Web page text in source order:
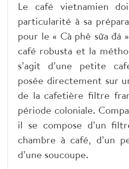
Le café vietnamien
particularité à sa
pour le « Cà phê sữa đá
café robusta et la
s’agit d’une petite
posée directement sur
de la cafetière filtre
période coloniale.
il se compose d’un
chambre à café, d’un
d’une soucoupe.